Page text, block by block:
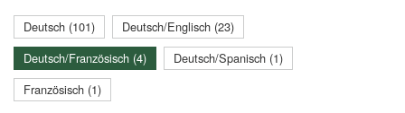
Deutsch (101)
Deutsch/Englisch (23)
Deutsch/Französisch (4)
Deutsch/Spanisch (1)
Französisch (1)